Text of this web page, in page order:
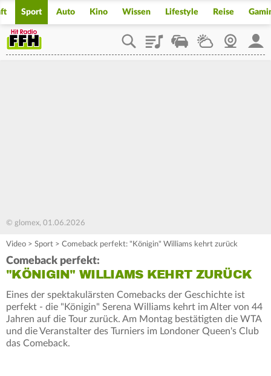
Sport Auto Kino Wissen Lifestyle Reise
PlaylistStaupilotWetterWebcam
© glomex, 01.06.2026
Video > Sport > Comeback perfekt: "Königin" Williams kehrt zurück
Comeback perfekt:
"KÖNIGIN" WILLIAMS KEHRT ZURÜCK
Eines der spektakulärsten Comebacks der Geschichte ist
perfekt - die "Königin" Serena Williams kehrt im Alter von 44
Jahren auf die Tour zurück. Am Montag bestätigten die WTA
und die Veranstalter des Turniers im Londoner Queen's Club
das Comeback.